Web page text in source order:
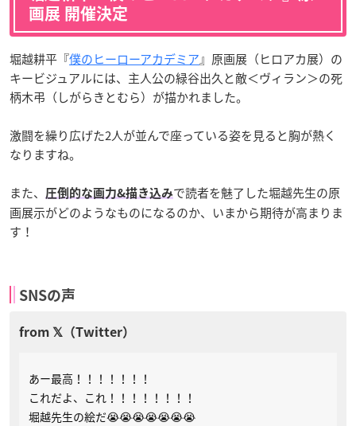
画展 開催決定
堀越耕平『僕のヒーローアカデミア』原画展（ヒロアカ展）の
キービジュアルには、主人公の緑谷出久と敵＜ヴィラン＞の死
柄木弔（しがらきとむら）が描かれました。
激闘を繰り広げた2人が並んで座っている姿を見ると胸が熱く
なりますね。
また、 圧倒的な画力&描き込みで読者を魅了した堀越先生の原
画展示がどのようなものになるのか、いまから期待が高まりま
す！
SNSの声
あー最高！！！！！！！
これだよ、これ！！！！！！！！
堀越先生の絵だ😭😭😭😭😭😭😭